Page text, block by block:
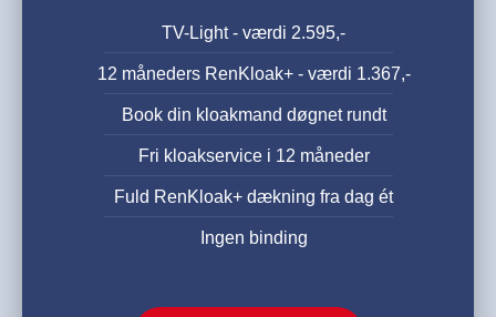
TV-Light - værdi 2.595,-
12 måneders RenKloak+ - værdi 1.367,-
Book din kloakmand døgnet rundt
Fri kloakservice i 12 måneder
Fuld RenKloak+ dækning fra dag ét
Ingen binding